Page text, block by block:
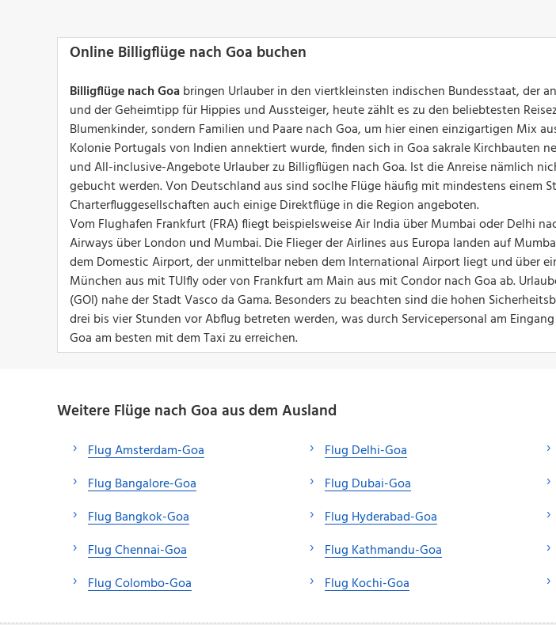
Online Billigflüge nach Goa buchen
Billigflüge nach Goabringen Urlauber in den viertkleinsten indischen Bundesstaat, der
und der Geheimtipp für Hippies und Aussteiger, heute zählt es zu den beliebtesten
Blumenkinder, sondern Familien und Paare nach Goa, um hier einen einzigartigen Mix
Kolonie Portugals von Indien annektiert wurde, finden sich in Goa sakrale Kirchbauten
und All-inclusive-Angebote Urlauber zu Billigflügen nach Goa. Ist die Anreise nämlich
gebucht werden. Von Deutschland aus sind soclhe Flüge häufig mit mindestens einem
Charterfluggesellschaften auch einige Direktflüge in die Region angeboten.
Vom Flughafen Frankfurt (FRA) fliegt beispielsweise Air India über Mumbai oder Delhi
Airways über London und Mumbai. Die Flieger der Airlines aus Europa landen auf
dem Domestic Airport, der unmittelbar neben dem International Airport liegt und über
München aus mit TUIfly oder von Frankfurt am Main aus mit Condor nach Goa ab.
(GOI) nahe der Stadt Vasco da Gama. Besonders zu beachten sind die hohen
drei bis vier Stunden vor Abflug betreten werden, was durch Servicepersonal am
Goa am besten mit dem Taxi zu erreichen.
Weitere Flüge nach Goa aus dem Ausland
Flug Amsterdam-Goa
Flug Bangalore-Goa
Flug Bangkok-Goa
Flug Chennai-Goa
Flug Colombo-Goa
Flug Delhi-Goa
Flug Dubai-Goa
Flug Hyderabad-Goa
Flug Kathmandu-Goa
Flug Kochi-Goa